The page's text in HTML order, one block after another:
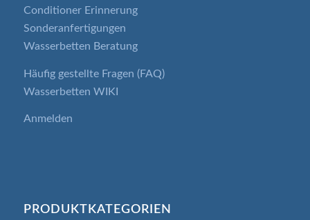
Conditioner Erinnerung
Sonderanfertigungen
Wasserbetten Beratung
Häufig gestellte Fragen (FAQ)
Wasserbetten WIKI
Anmelden
PRODUKTKATEGORIEN